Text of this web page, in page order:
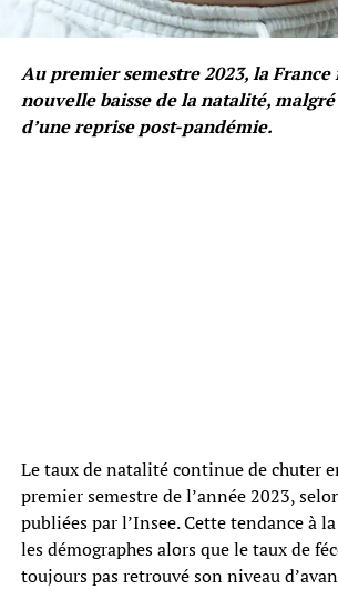
Au premier semestre 2023, la France
nouvelle baisse de la natalité,
d’une reprise post-pandémie.
Le taux de natalité continue de chuter
premier semestre de l’année 2023,
publiées par l’Insee. Cette tendance à
les démographes alors que le taux de
toujours pas retrouvé son niveau